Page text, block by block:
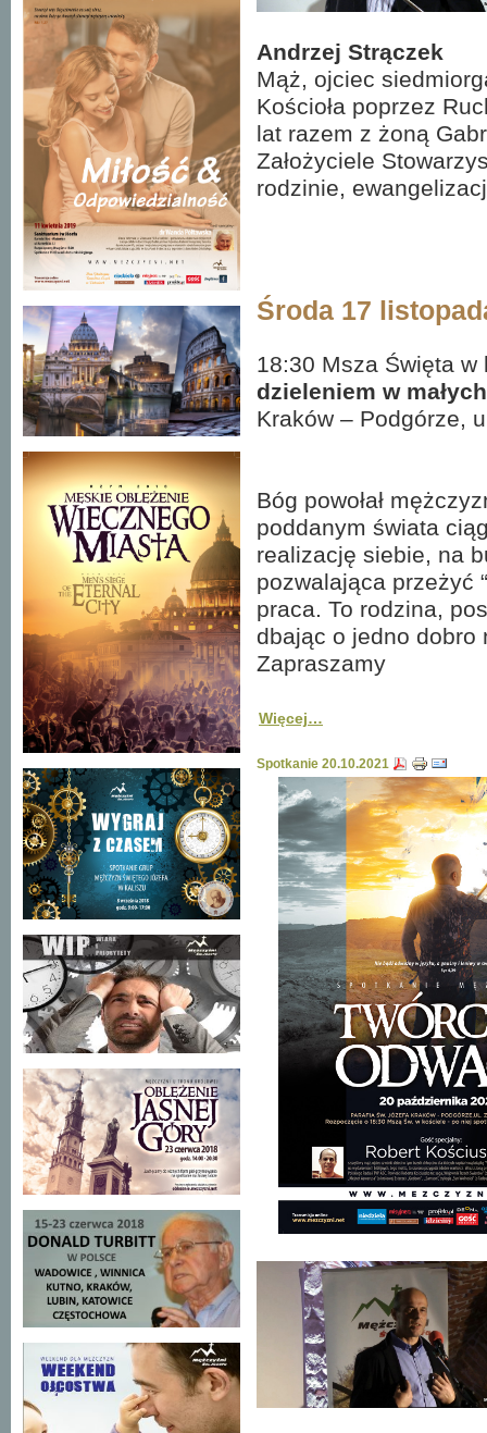
Andrzej Strączek
Mąż, ojciec
Kościoła poprzez
lat razem z żoną
Założyciele
rodzinie,
Środa 17
18:30 Msza Święta
dzieleniem w
Kraków – Podgórze,
Bóg powołał
poddanym świata
realizację siebie, na
pozwalająca przeżyć
praca. To rodzina,
dbając o jedno dobro
Zapraszamy
Więcej…
Spotkanie 20.10.2021